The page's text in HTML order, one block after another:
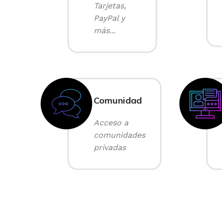
Tarjetas,
PayPal y
más...
Comunidad
Acceso a
comunidades
privadas